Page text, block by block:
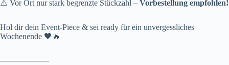
⚠️ Vor Ort nur stark begrenzte Stückzahl – Vorbestellung empfohlen!
Hol dir dein Event-Piece & sei ready für ein unvergessliches
Wochenende 🖤🔥